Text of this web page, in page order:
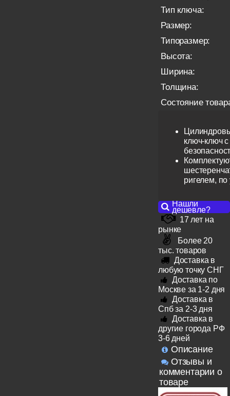
Тип ключа:
Размер:
Типоразмер:
Высота:
Ширина:
Толщина:
Состояние
ключ-ключ
ригелем,
Нашли
дешевле?
17 лет на
рынке
Более 20
тыс. товаров
Доставка в
любую точку СНГ
Доставка по
Москве за 1-2 дня
Доставка в
Спб за 2-3 дня
Доставка в
другие города РФ
3-6 дней
Описание
Отзывы и
комментарии о
товаре